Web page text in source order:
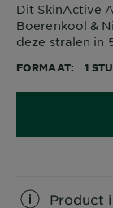
Dit SkinActive
Boerenkool &
deze stralen in
FORMAAT 1
Product